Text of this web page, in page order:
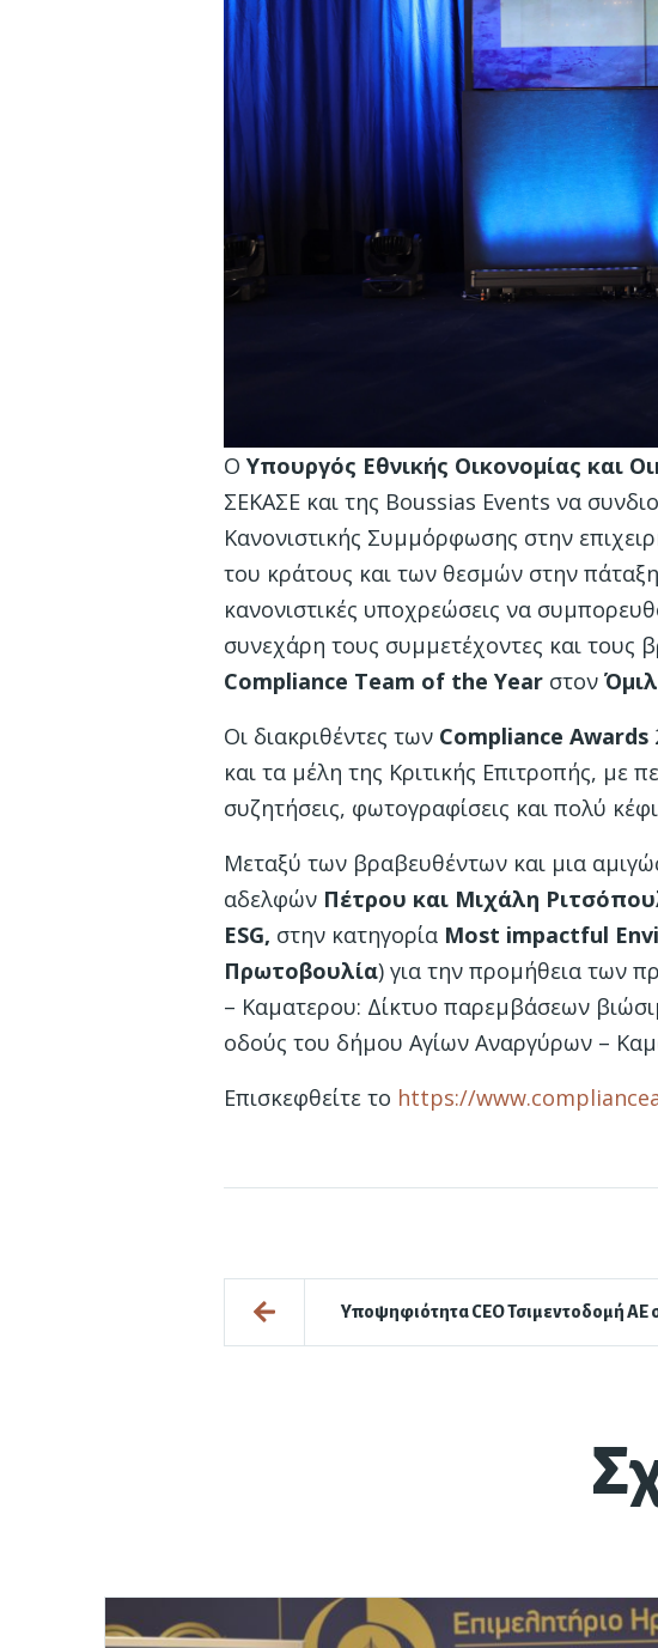
Ο Υπουργός Εθνικής Οικονομίας και
ΣΕΚΑΣΕ και της Boussias Events να
Κανονιστικής Συμμόρφωσης στην
του κράτους και των θεσμών στην πάταξη
κανονιστικές υποχρεώσεις να
συνεχάρη τους συμμετέχοντες και τους
Compliance Team of the Year στον
Οι διακριθέντες των Compliance Awards
και τα μέλη της Κριτικής Επιτροπής, με
συζητήσεις, φωτογραφίσεις και πολύ
Μεταξύ των βραβευθέντων και μια
αδελφών Πέτρου και Μιχάλη
ESG, στην κατηγορία Most impactful
Πρωτοβουλία) για την προμήθεια των
– Καματερου: Δίκτυο παρεμβάσεων
οδούς του δήμου Αγίων Αναργύρων –
Επισκεφθείτε το https://